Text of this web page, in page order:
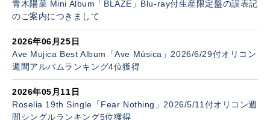
青木陽菜 Mini Album「BLAZE」Blu-ray付生産限定盤の誤表記
のご案内につきまして
2026年06月25日
Ave Mujica Best Album「Ave Música」2026/6/29付オリコン
週間アルバムランキング4位獲得
2026年05月11日
Roselia 19th Single「Fear Nothing」2026/5/11付オリコン週
間シングルランキング5位獲得